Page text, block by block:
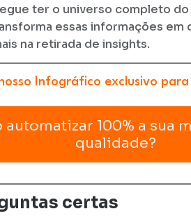
ter o universo completo
essas informações em
na retirada de insights.
Infográfico exclusivo
automatizar 100% a sua
qualidade?
certas